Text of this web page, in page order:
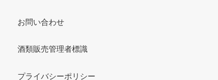
お問い合わせ
酒類販売管理者標識
プライバシーポリシー